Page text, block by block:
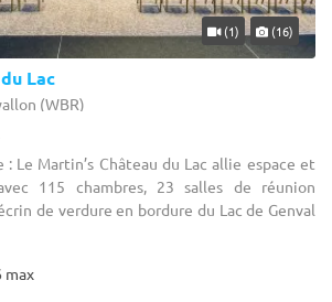
(1) (16)
Lac
(WBR)
Le Martin’s Château du Lac allie espace et
115 chambres, 23 salles de réunion
de verdure en bordure du Lac de Genval
max